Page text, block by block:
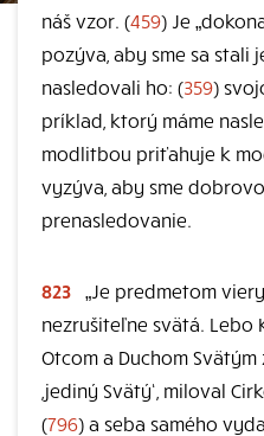
náš vzor. (459) Je
pozýva, aby sme sa stali
nasledovali ho: (359)
príklad, ktorý máme
modlitbou priťahuje k
vyzýva, aby sme
prenasledovanie.
823 „Je predmetom
nezrušiteľne svätá. Lebo
Otcom a Duchom
,jediný Svätý‘, miloval
(796) a seba samého